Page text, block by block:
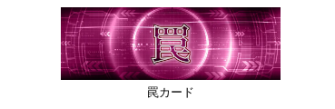
罠カード